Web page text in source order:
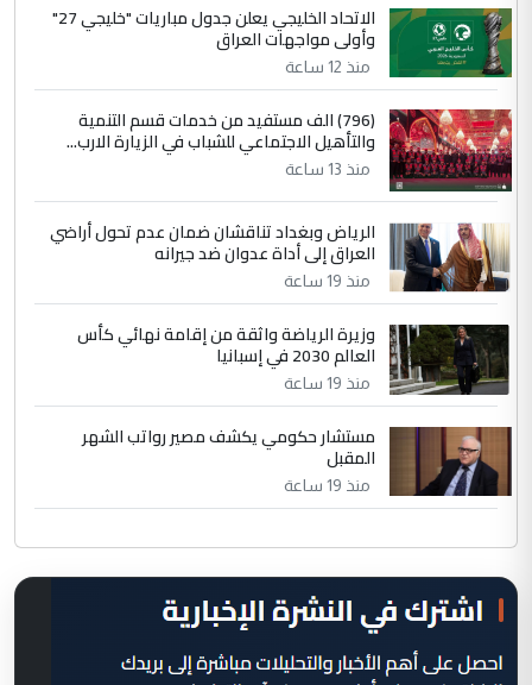
الاتحاد الخليجي يعلن جدول مباريات "خليجي 27"
وأولى مواجهات العراق
منذ 12 ساعة
(796) الف مستفيد من خدمات قسم التنمية
والتأهيل الاجتماعي للشباب في الزيارة الارب...
منذ 13 ساعة
الرياض وبغداد تناقشان ضمان عدم تحول أراضي
العراق إلى أداة عدوان ضد جيرانه
منذ 19 ساعة
وزيرة الرياضة واثقة من إقامة نهائي كأس
العالم 2030 في إسبانيا
منذ 19 ساعة
مستشار حكومي يكشف مصير رواتب الشهر
المقبل
منذ 19 ساعة